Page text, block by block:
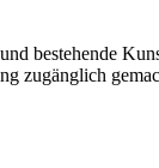
bestehende
zugänglich